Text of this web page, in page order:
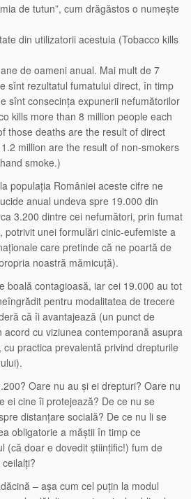
de tutun”, cum drăgăstos o numește
din utilizatorii acestuia (Tobacco kills
de oameni anual. Mai mult de 7
sînt rezultatul fumatului direct, în timp
sînt consecința expunerii nefumătorilor
kills more than 8 million people each
those deaths are the result of direct
million are the result of non-smokers
smoke.)
la populația României aceste cifre ne
anual undeva spre 19.000 din
3.200 dintre cei nefumători, prin fumat
unei formulări cinic-eufemiste a
care pretinde că ne poartă de
noastră mămicuță).
boală contagioasă, iar cei 19.000 au tot
pentru modalitatea de trecere
că îi avantajează (un punct de
cu viziunea contemporană asupra
cu practica prevalentă privind drepturile
Oare nu au și ei drepturi? Oare nu
ei cine îi protejează? De ce nu se
distanțare socială? De ce nu li se
obligatorie a măștii în timp ce
(că doar e dovedit științific!) fum de
– așa cum cel puțin la modul